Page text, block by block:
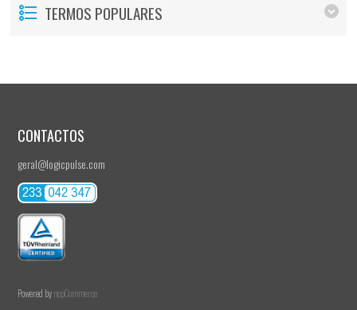
TERMOS POPULARES
CONTACTOS
geral@logicpulse.com
Powered bynopCommerce